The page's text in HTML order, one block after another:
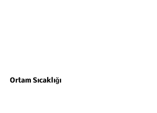
Ortam Sıcaklığı